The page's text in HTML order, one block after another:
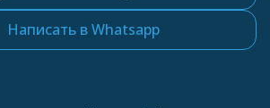
Написать в Whatsapp